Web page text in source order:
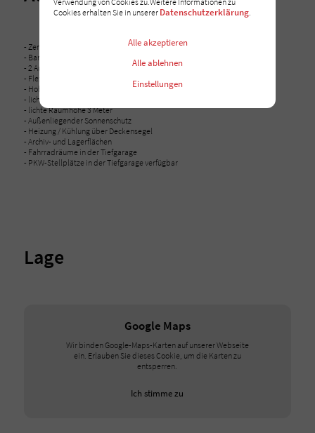
- Zertifizierung in DGNB Gold
- Barrierefreier Zugang
- 2 Aufzüge pro Zugangstreppenhaus
- Flexible Raumaufteilung und Open-Space
- Hohlraumboden
- lichtdurchflutete Räume durch großzügige Fensterfronten
- lichte Raumhöhe 3 Meter
- Außenliegender Sonnenschutz
- Heizung / Kühlung über Deckensegel
- Archiv- und Lagerflächen
- Fahrradräume in der Tiefgarage
- PKW-Stellplätze in der Tiefgarage verfügbar
Lage
Google Maps
Wir binden Google-Maps-Karten auf unserer Webseite
ein. Erlauben Sie dieses Cookie, um die Karten zu
entsperren.
Ich stimme zu
Cookies erhalten Sie in unserer Datenschutzerklärung
Einstellungen
Alle ablehnen
Alle akzeptieren